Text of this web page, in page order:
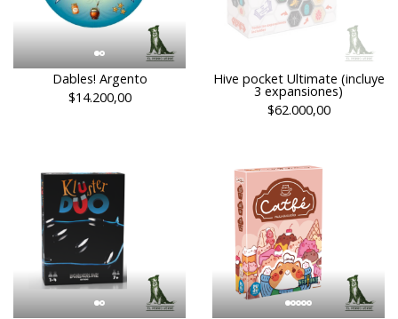
Dables! Argento
$14.200,00
Hive pocket Ultimate (incluye
3 expansiones)
$62.000,00